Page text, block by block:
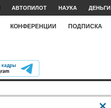
АВТОПИЛОТ НАУКА ДЕНЬГИ
КОНФЕРЕНЦИИ ПОДПИСКА